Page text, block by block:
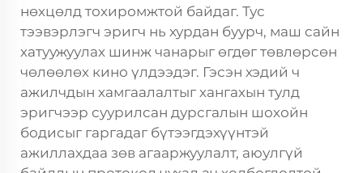
нөхцөлд тохиромжтой байдаг. Тус
тээвэрлэгч эригч нь хурдан буурч, маш сайн
хатуужуулах шинж чанарыг өгдөг төвлөрсөн
чөлөөлөх кино үлдээдэг. Гэсэн хэдий ч
ажилчдын хамгаалалтыг хангахын тулд
эригчээр суурилсан дурсгалын шохойн
бодисыг гаргадаг бүтээгдэхүүнтэй
ажиллахдаа зөв агааржуулалт, аюулгүй